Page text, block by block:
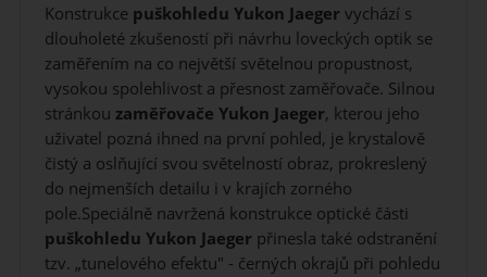
Konstrukce puškohledu Yukon Jaeger vychází s
dlouholeté zkušeností při návrhu loveckých optik se
zaměřením na co největší světelnou propustnost,
vysokou spolehlivost a přesnost zaměřovače. Silnou
stránkou zaměřovače Yukon Jaeger, kterou jeho
uživatel pozná ihned na první pohled, je krystalově
čistý a oslňující svou světelností obraz, prokreslený
do nejmenších detailu i v krajích zorného
pole.Speciálně navržená konstrukce optické části
puškohledu Yukon Jaeger přinesla také odstranění
tzv. „tunelového efektu" - černých okrajů při pohledu